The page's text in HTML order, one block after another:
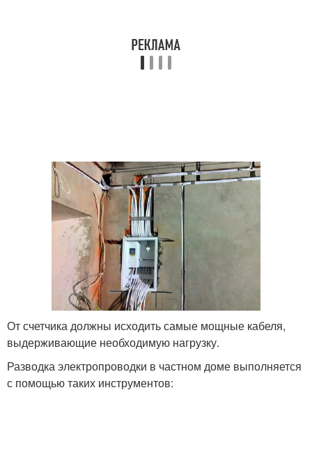
От счетчика должны исходить самые мощные кабеля,
выдерживающие необходимую нагрузку.
Разводка электропроводки в частном доме выполняется
с помощью таких инструментов: